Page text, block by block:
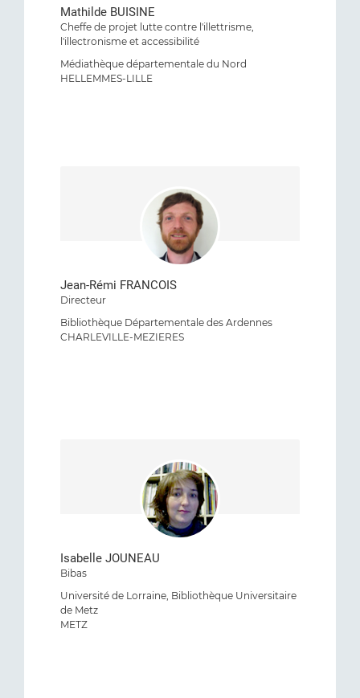
Mathilde BUISINE
Cheffe de projet lutte contre l'illettrisme,
l'illectronisme et accessibilité
Médiathèque départementale du Nord
HELLEMMES-LILLE
Jean-Rémi FRANCOIS
Directeur
Bibliothèque Départementale des Ardennes
CHARLEVILLE-MEZIERES
Isabelle JOUNEAU
Bibas
Université de Lorraine, Bibliothèque Universitaire
de Metz
METZ